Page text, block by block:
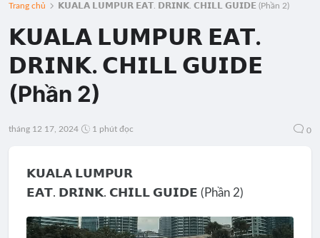
Trang chủ 𝗞𝗨𝗔𝗟𝗔 𝗟𝗨𝗠𝗣𝗨𝗥 𝗘𝗔𝗧. 𝗗𝗥𝗜𝗡𝗞. 𝗖𝗛𝗜𝗟𝗟 𝗚𝗨𝗜𝗗𝗘 (Phần 2)
𝗞𝗨𝗔𝗟𝗔 𝗟𝗨𝗠𝗣𝗨𝗥 𝗘𝗔𝗧.
𝗗𝗥𝗜𝗡𝗞. 𝗖𝗛𝗜𝗟𝗟 𝗚𝗨𝗜𝗗𝗘
(Phần 2)
tháng 12 17, 2024 1 phút đọc 0
𝗞𝗨𝗔𝗟𝗔 𝗟𝗨𝗠𝗣𝗨𝗥
𝗘𝗔𝗧. 𝗗𝗥𝗜𝗡𝗞. 𝗖𝗛𝗜𝗟𝗟 𝗚𝗨𝗜𝗗𝗘 (Phần 2)